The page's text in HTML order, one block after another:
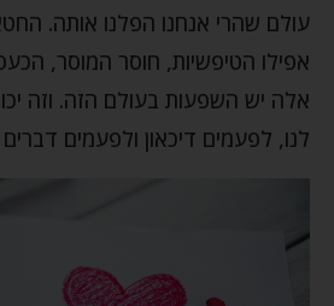
עולם שהרי אנחנו הפלנו אותה.
אפילו הטיפשיות, חוסר המוסר,
אלה יש השפעות בעולם הזה. וזה
לנו, לפעמים דיכאון ולפעמים